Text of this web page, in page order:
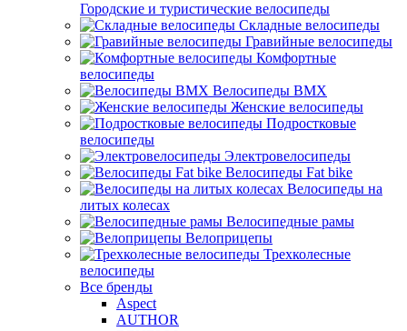
Городские и туристические велосипеды
Складные велосипеды
Гравийные велосипеды
Комфортные
велосипеды
Велосипеды BMX
Женские велосипеды
Подростковые
велосипеды
Электровелосипеды
Велосипеды Fat bike
Велосипеды на
литых колесах
Велосипедные рамы
Велоприцепы
Трехколесные
велосипеды
Все бренды
Aspect
AUTHOR